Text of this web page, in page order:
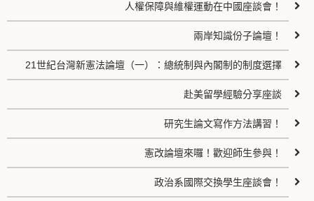
人權保障與維權運動在中國座談會！
兩岸知識份子論壇！
21世紀台灣新憲法論壇（一）：總統制與內閣制的制度選擇
赴美留學經驗分享座談
研究生論文寫作方法講習！
憲改論壇來囉！歡迎師生參與！
政治系國際交換學生座談會！